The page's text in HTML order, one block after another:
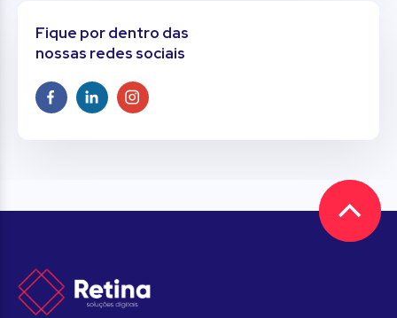
Fique por dentro das
nossas redes sociais